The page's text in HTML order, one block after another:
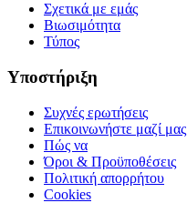
Σχετικά με εμάς
Βιωσιμότητα
Τύπος
Υποστήριξη
Συχνές ερωτήσεις
Επικοινωνήστε μαζί μας
Πώς να
Όροι & Προϋποθέσεις
Πολιτική απορρήτου
Cookies